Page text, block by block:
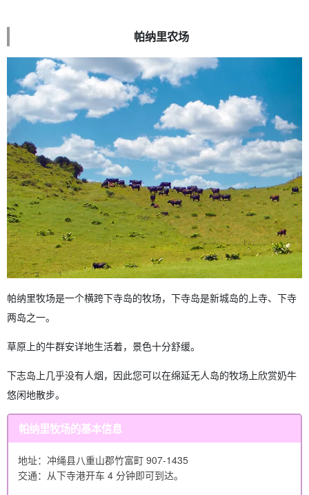
帕纳里农场
帕纳里牧场是一个横跨下寺岛的牧场，下寺岛是新城岛的上寺、下寺
两岛之一。
草原上的牛群安详地生活着，景色十分舒缓。
下志岛上几乎没有人烟，因此您可以在绵延无人岛的牧场上欣赏奶牛
悠闲地散步。
帕纳里牧场的基本信息
地址：冲绳县八重山郡竹富町 907-1435
交通：从下寺港开车 4 分钟即可到达。